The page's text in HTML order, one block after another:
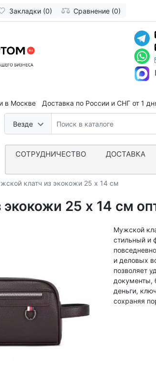
Закладки (0) Сравнение (0)
в Москве Доставка по России и СНГ от 1
Везде
СОТРУДНИЧЕСТВО ДОСТАВКА
клатч из экокожи 25 х 14 см
25 х 14 см
Мужской
стильный и
и деловых
позволяет
документы,
деньги,
сохраняя